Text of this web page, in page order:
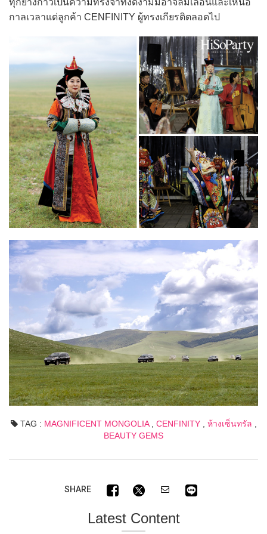
กาลเวลาแด่ลูกค้า CENFINITY ผู้ทรงเกียรติตลอดไป
TAG : MAGNIFICENT MONGOLIA, CENFINITY, ห้างเซ็นทรัล ,
BEAUTY GEMS
SHARE
Latest Content